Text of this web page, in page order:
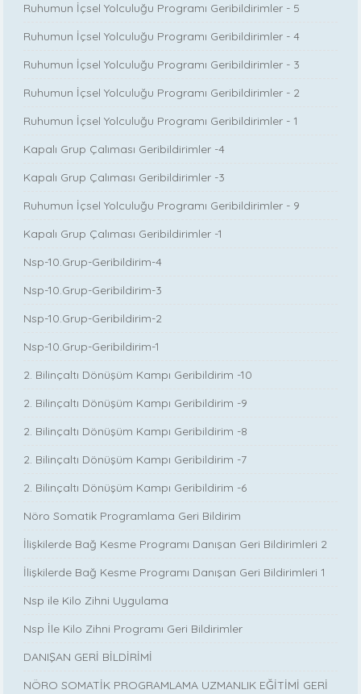
Ruhumun İçsel Yolculuğu Programı Geribildirimler - 5
Ruhumun İçsel Yolculuğu Programı Geribildirimler - 4
Ruhumun İçsel Yolculuğu Programı Geribildirimler - 3
Ruhumun İçsel Yolculuğu Programı Geribildirimler - 2
Ruhumun İçsel Yolculuğu Programı Geribildirimler - 1
Kapalı Grup Çalıması Geribildirimler -4
Kapalı Grup Çalıması Geribildirimler -3
Ruhumun İçsel Yolculuğu Programı Geribildirimler - 9
Kapalı Grup Çalıması Geribildirimler -1
Nsp-10.Grup-Geribildirim-4
Nsp-10.Grup-Geribildirim-3
Nsp-10.Grup-Geribildirim-2
Nsp-10.Grup-Geribildirim-1
2. Bilinçaltı Dönüşüm Kampı Geribildirim -10
2. Bilinçaltı Dönüşüm Kampı Geribildirim -9
2. Bilinçaltı Dönüşüm Kampı Geribildirim -8
2. Bilinçaltı Dönüşüm Kampı Geribildirim -7
2. Bilinçaltı Dönüşüm Kampı Geribildirim -6
Nöro Somatik Programlama Geri Bildirim
İlişkilerde Bağ Kesme Programı Danışan Geri Bildirimleri 2
İlişkilerde Bağ Kesme Programı Danışan Geri Bildirimleri 1
Nsp ile Kilo Zihni Uygulama
Nsp İle Kilo Zihni Programı Geri Bildirimler
DANIŞAN GERİ BİLDİRİMİ
NÖRO SOMATİK PROGRAMLAMA UZMANLIK EĞİTİMİ GERİ